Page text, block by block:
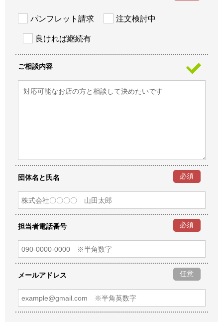
パンフレット請求 注文検討中
良ければ継続有
ご相談内容
団体名と氏名 必須
担当者電話番号 必須
メールアドレス 任意